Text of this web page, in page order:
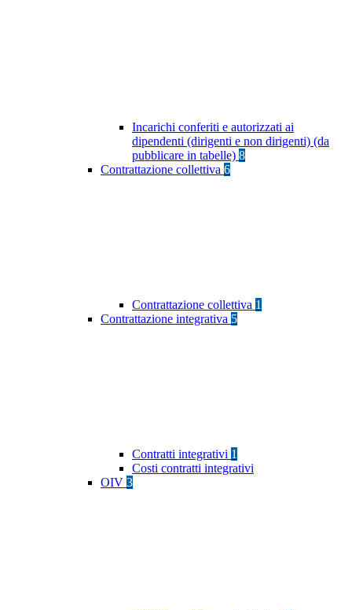
Incarichi conferiti e autorizzati ai
dipendenti (dirigenti e non dirigenti) (da
pubblicare in tabelle) 8
Contrattazione collettiva 6
Contrattazione collettiva 1
Contrattazione integrativa 5
Contratti integrativi 1
Costi contratti integrativi
OIV 3